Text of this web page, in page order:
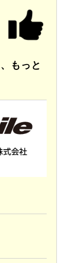
もっと